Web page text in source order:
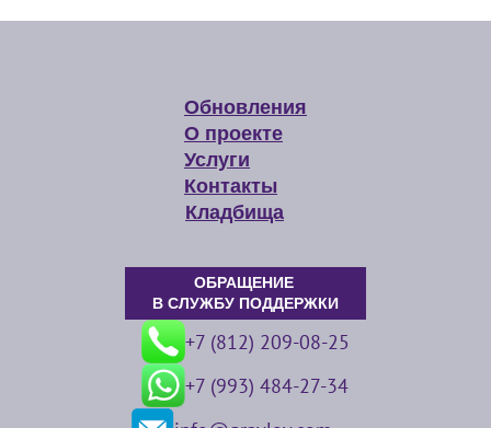
Обновления
О проекте
Услуги
Контакты
Кладбища
ОБРАЩЕНИЕ
В СЛУЖБУ ПОДДЕРЖКИ
+7 (812) 209-08-25
+7 (993) 484-27-34